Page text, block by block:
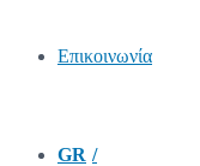
Επικοινωνία
GR